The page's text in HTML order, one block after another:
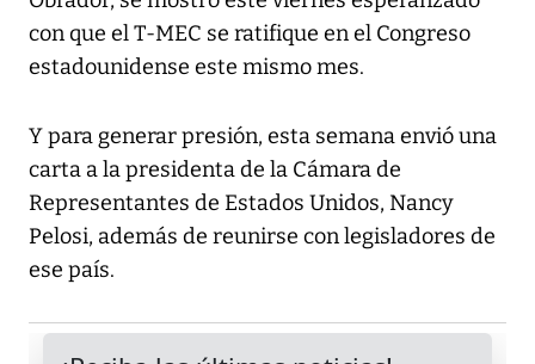
con que el T-MEC se ratifique en el Congreso
estadounidense este mismo mes.
Y para generar presión, esta semana envió una
carta a la presidenta de la Cámara de
Representantes de Estados Unidos, Nancy
Pelosi, además de reunirse con legisladores de
ese país.